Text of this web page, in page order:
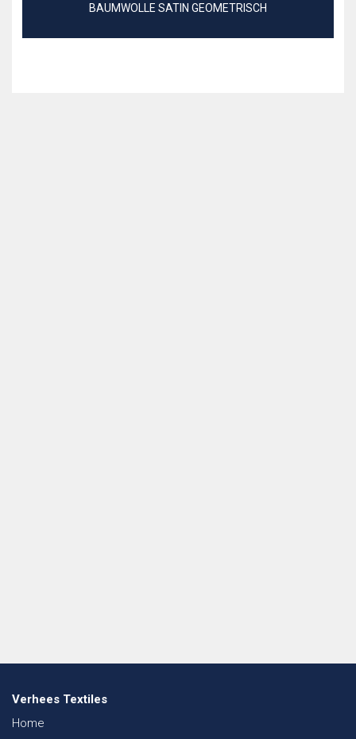
BAUMWOLLE SATIN GEOMETRISCH
Verhees Textiles
Home